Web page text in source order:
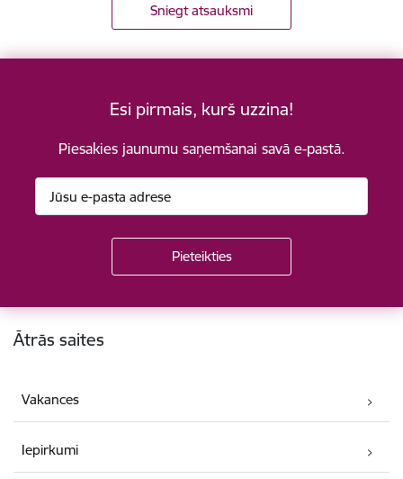
Sniegt atsauksmi
Esi pirmais, kurš uzzina!
Piesakies jaunumu saņemšanai savā e-pastā.
Kājene
Ātrās saites
Vakances
Iepirkumi